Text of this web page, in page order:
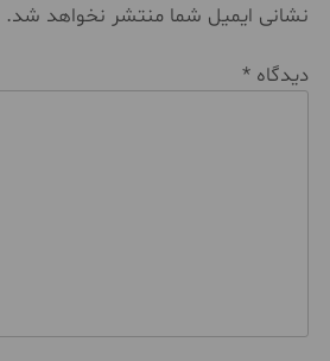
نشانی ایمیل شما منتشر نخواهد شد.
دیدگاه *